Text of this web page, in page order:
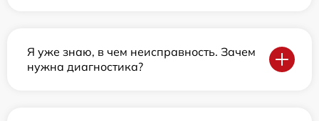
Я уже знаю, в чем неисправность. Зачем
нужна диагностика?